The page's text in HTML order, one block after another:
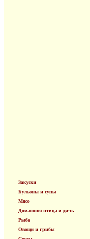
Закуски
Бульоны и супы
Мясо
Домашняя птица и дичь
Рыба
Овощи и грибы